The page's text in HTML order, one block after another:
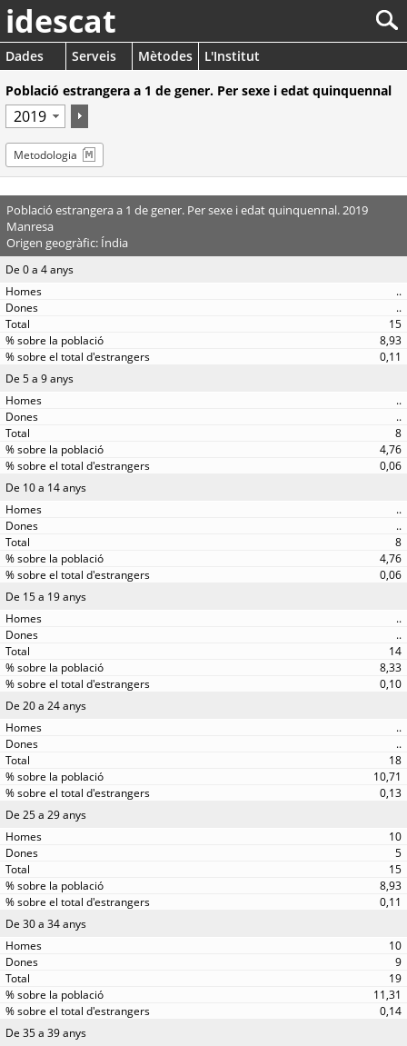
idescat
Dades Serveis Mètodes
L'Institut
Població estrangera a 1 de gener. Per sexe i edat quinquennal
Metodologia
Població estrangera a 1 de gener. Per sexe i edat quinquennal. 2019
Manresa
Origen geogràfic: Índia
De 0 a 4 anys
..
..
15
8,93
0,11
De 5 a 9 anys
..
..
8
4,76
0,06
De 10 a 14 anys
..
..
8
4,76
0,06
De 15 a 19 anys
..
..
14
8,33
0,10
De 20 a 24 anys
..
..
18
10,71
0,13
De 25 a 29 anys
10
5
15
8,93
0,11
De 30 a 34 anys
10
9
19
11,31
0,14
De 35 a 39 anys